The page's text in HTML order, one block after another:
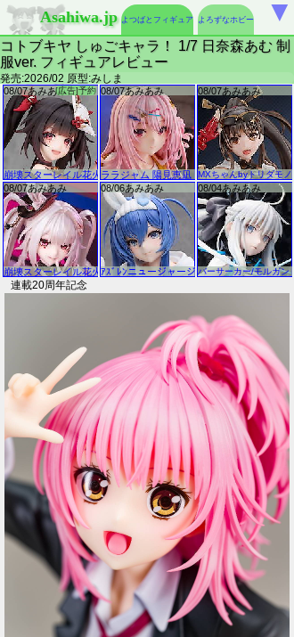
Asahiwa.jp よつばとフィギュア よろずなホビー
コトブキヤ しゅごキャラ！ 1/7 日奈森あむ 制
服ver. フィギュアレビュー
発売:2026/02 原型:みしま
連載20周年記念
▼